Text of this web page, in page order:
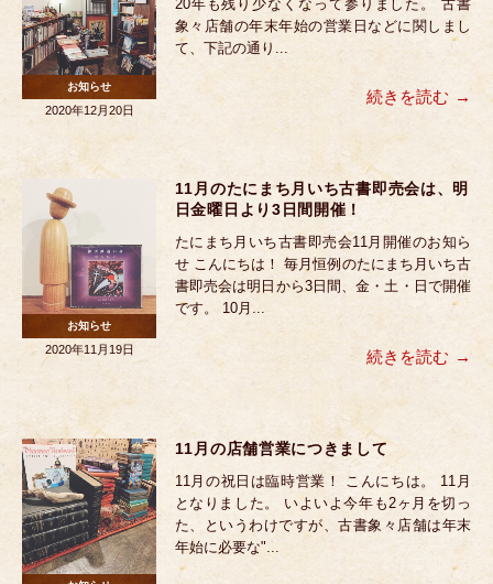
20年も残り少なくなって参りました。 古書
象々店舗の年末年始の営業日などに関しまし
て、下記の通り...
続きを読む
お知らせ
2020年12月20日
11月のたにまち月いち古書即売会は、明
日金曜日より3日間開催！
たにまち月いち古書即売会11月開催のお知ら
せ こんにちは！ 毎月恒例のたにまち月いち古
書即売会は明日から3日間、金・土・日で開催
です。 10月...
続きを読む
お知らせ
2020年11月19日
11月の店舗営業につきまして
11月の祝日は臨時営業！ こんにちは。 11月
となりました。 いよいよ今年も2ヶ月を切っ
た、というわけですが、古書象々店舗は年末
年始に必要な"...